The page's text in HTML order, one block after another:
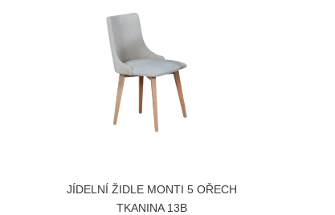
JÍDELNÍ ŽIDLE MONTI 5 OŘECH
TKANINA 13B